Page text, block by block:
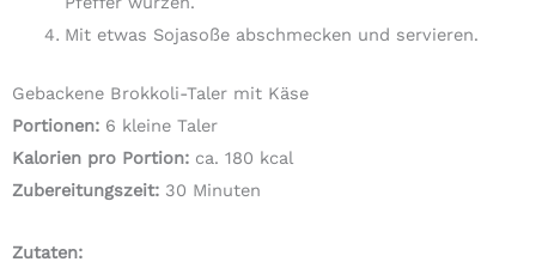
Mit etwas Sojasoße abschmecken und servieren.
Gebackene Brokkoli-Taler mit Käse
Portionen: 6 kleine Taler
Kalorien pro Portion: ca. 180 kcal
Zubereitungszeit: 30 Minuten
Zutaten: